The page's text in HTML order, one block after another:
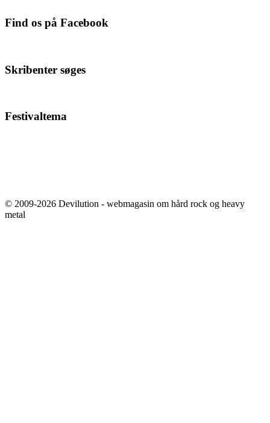
Find os på Facebook
Skribenter søges
Festivaltema
© 2009-2026 Devilution - webmagasin om hård rock og heavy
metal